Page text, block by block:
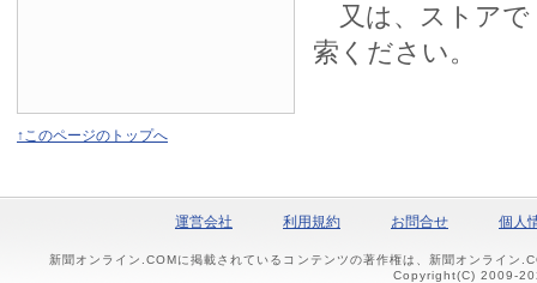
又は、ストアで
索ください。
↑このページのトップへ
運営会社 利用規約 お問合せ 個人
新聞オンライン.COMに掲載されているコンテンツの著作権は、新聞オンライン
Copyright(C) 2009-